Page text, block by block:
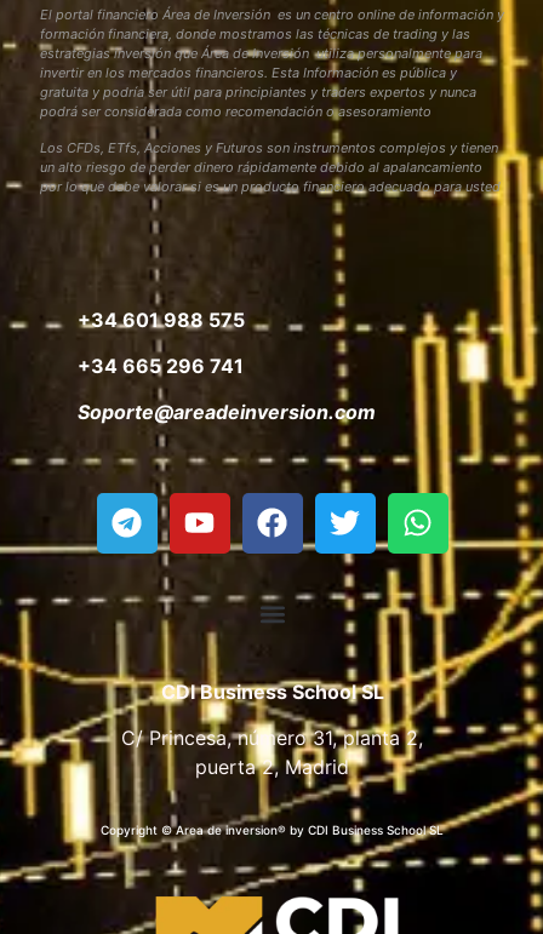
El portal financiero Área de Inversión es un centro online de información y
formación financiera, donde mostramos las técnicas de trading y las
estrategias inversión que Área de Inversión utiliza personalmente para
invertir en los mercados financieros. Esta Información es pública y
gratuita y podría ser útil para principiantes y traders expertos y nunca
podrá ser considerada como recomendación o asesoramiento
Los CFDs, ETfs, Acciones y Futuros son instrumentos complejos y tienen
un alto riesgo de perder dinero rápidamente debido al apalancamiento
por lo que debe valorar si es un producto financiero adecuado para usted
+34 601 988 575
+34 665 296 741
Soporte@areadeinversion.com
CDI Business School SL
C/ Princesa, número 31, planta 2,
puerta 2, Madrid
Copyright © Area de inversion® by CDI Business School SL